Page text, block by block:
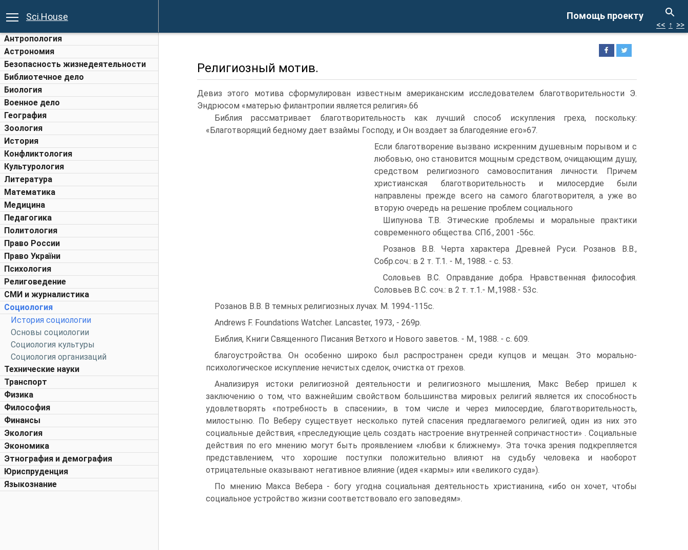
Помощь проекту
Sci.House
Антропология
Астрономия
Безопасность жизнедеятельности
Библиотечное дело
Биология
Военное дело
География
Зоология
История
Конфликтология
Культурология
Литература
Математика
Медицина
Педагогика
Политология
Право России
Право України
Психология
Религоведение
СМИ и журналистика
Социология
История социологии
Основы социологии
Социология культуры
Социология организаций
Технические науки
Транспорт
Физика
Философия
Финансы
Экология
Экономика
Этнография и демография
Юриспруденция
Языкознание
<< ↑ >>
Религиозный мотив.
Девиз этого мотива сформулирован известным американским исследователем благотворительности Э.
Эндрюсом «матерью филантропии является религия».66
Библия рассматривает благотворительность как лучший способ искупления греха, поскольку:
«Благотворящий бедному дает взаймы Господу, и Он воздает за благодеяние его»67.
Если благотворение вызвано искренним душевным порывом и с
любовью, оно становится мощным средством, очищающим душу,
средством религиозного самовоспитания личности. Причем
христианская благотворительность и милосердие были
направлены прежде всего на самого благотворителя, а уже во
вторую очередь на решение проблем социального
Шипунова Т.В. Этические проблемы и моральные практики
современного общества. СПб., 2001 -56с.
Розанов В.В. Черта характера Древней Руси. Розанов В.В.,
Собр.соч.: в 2 т. Т.1. - М., 1988. - с. 53.
Соловьев В.С. Оправдание добра. Нравственная философия.
Соловьев В.С. соч.: в 2 т. т.1.- М.,1988.- 53с.
Розанов В.В. В темных религиозных лучах. М. 1994.-115с.
Andrews F. Foundations Watcher. Lancaster, 1973, - 269p.
Библия, Книги Священного Писания Ветхого и Нового заветов. - М., 1988. - с. 609.
благоустройства. Он особенно широко был распространен среди купцов и мещан. Это морально-
психологическое искупление нечистых сделок, очистка от грехов.
Анализируя истоки религиозной деятельности и религиозного мышления, Макс Вебер пришел к
заключению о том, что важнейшим свойством большинства мировых религий является их способность
удовлетворять «потребность в спасении», в том числе и через милосердие, благотворительность,
милостыню. По Веберу существует несколько путей спасения предлагаемого религией, один из них это
социальные действия, «преследующие цель создать настроение внутренней сопричастности» . Социальные
действия по его мнению могут быть проявлением «любви к ближнему». Эта точка зрения подкрепляется
представлением, что хорошие поступки положительно влияют на судьбу человека и наоборот
отрицательные оказывают негативное влияние (идея «кармы» или «великого суда»).
По мнению Макса Вебера - богу угодна социальная деятельность христианина, «ибо он хочет, чтобы
социальное устройство жизни соответствовало его заповедям».